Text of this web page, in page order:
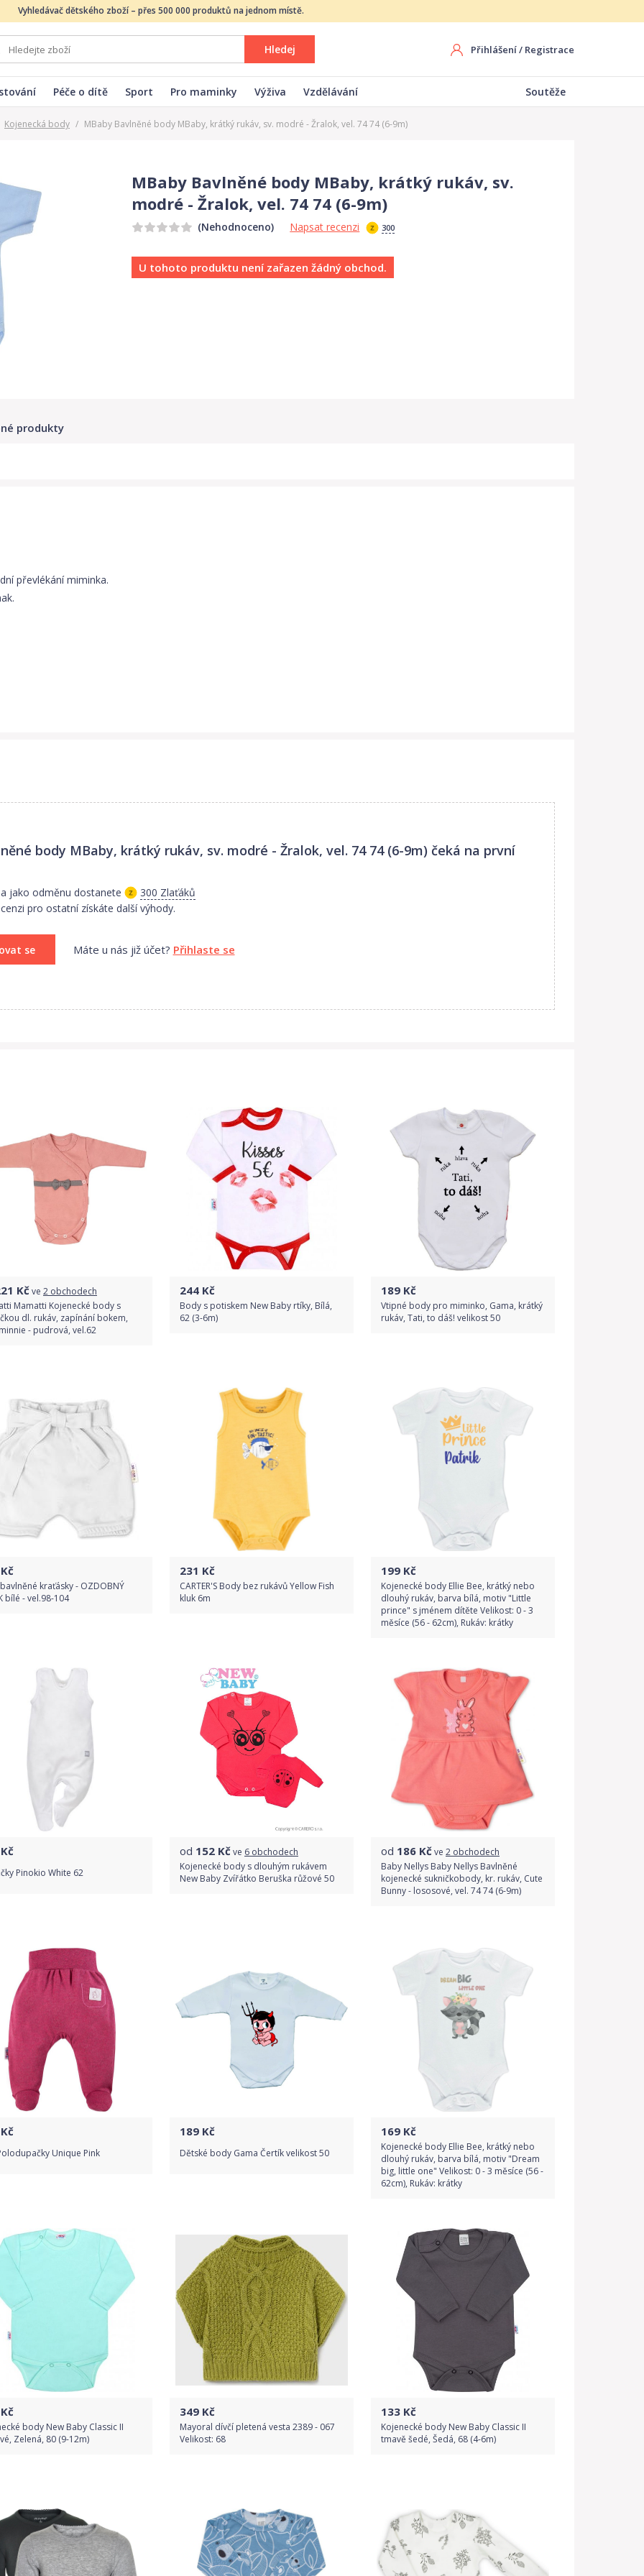
Vyhledávač dětského zboží – přes 500 000 produktů na jednom místě.
Hledej Přihlášení/ Registrace
Péče o dítě Sport Pro maminky Výživa Vzdělávání Soutěže
Kojenecká body / MBaby Bavlněné body MBaby, krátký rukáv, sv. modré - Žralok, vel. 74 74 (6-9m)
MBaby Bavlněné body MBaby, krátký rukáv, sv.
modré - Žralok, vel. 74 74 (6-9m)
(Nehodnoceno) Napsat recenzi 300
U tohoto produktu není zařazen žádný obchod.
produkty
převlékání miminka.
body MBaby, krátký rukáv, sv. modré - Žralok, vel. 74 74 (6-9m) čeká na první
jako odměnu dostanete
300 Zlaťáků
pro ostatní získáte další výhody.
se Máte u nás již účet? Přihlaste se
Kčve 2 obchodech
Mamatti Kojenecké body s
dl. rukáv, zapínání bokem,
- pudrová, vel.62
244 Kč
Body s potiskem New Baby rtíky, Bílá,
62 (3-6m)
Detail produktu
189 Kč
Vtipné body pro miminko, Gama, krátký
rukáv, Tati, to dáš! velikost 50
Detail produktu
Kč
kraťásky - OZDOBNÝ
bílé - vel.98-104
Detail produktu
231 Kč
CARTER'S Body bez rukávů Yellow Fish
kluk 6m
Detail produktu
199 Kč
Kojenecké body Ellie Bee, krátký nebo
dlouhý rukáv, barva bílá, motiv "Little
prince" s jménem dítěte Velikost: 0 - 3
měsíce (56 - 62cm), Rukáv: krátky
Do obchodu
Detail produktu
Kč
Pinokio White 62
Detail produktu
od 152 Kčve 6 obchodech
Kojenecké body s dlouhým rukávem
New Baby Zvířátko Beruška růžové 50
od 186 Kčve 2 obchodech
Baby Nellys Baby Nellys Bavlněné
kojenecké sukničkobody, kr. rukáv, Cute
Bunny - lososové, vel. 74 74 (6-9m)
Kč
Unique Pink
Detail produktu
189 Kč
Dětské body Gama Čertík velikost 50
Detail produktu
169 Kč
Kojenecké body Ellie Bee, krátký nebo
dlouhý rukáv, barva bílá, motiv "Dream
big, little one" Velikost: 0 - 3 měsíce (56 -
62cm), Rukáv: krátky
Do obchodu
Detail produktu
Kč
body New Baby Classic II
Zelená, 80 (9-12m)
Detail produktu
349 Kč
Mayoral dívčí pletená vesta 2389 - 067
Velikost: 68
Detail produktu
133 Kč
Kojenecké body New Baby Classic II
tmavě šedé, Šedá, 68 (4-6m)
Detail produktu